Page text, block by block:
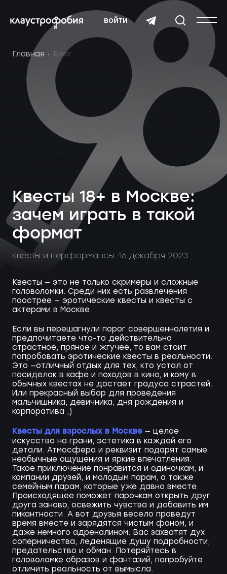
войти
Главная Блог
Квесты 18+ в Москве:
зачем играть в такой
формат
квесты и перформансы 16 декабря 2023
Квесты — это не только скримеры и сложные
головоломки. Среди них есть развлечения
поострее — эротические квесты и квесты с
актерами в Москве.
Если вы перешагнули порог совершеннолетия и
предпочитаете что-то действительно
страстное, пряное и жгучее, то вам стоит
попробовать эротические квесты в реальности.
Это —отличный отдых для тех, кто устал от
посиделок в кафе и походов в кино, и кому в
обычных квестах не достает градуса страстей.
Или прекрасный выбор для проведения
мальчишника, девичника, дня рождения и
корпоратива ;)
Квесты для взрослых в Москве— целое
искусство на грани, эстетика в каждой его
детали. Атмосфера и реквизит подарят самые
необычные ощущения и яркие впечатления.
Такое приключение понравится и одиночкам, и
компании друзей, и молодым парам, а также
семейным парам, которые уже давно вместе.
Происходящее поможет парочкам открыть друг
друга заново, освежить чувства и добавить им
пикантности. А вот друзья весело проведут
время вместе и зарядятся чистым фаном, и
даже немного адреналином. Вас захватят дух
соперничества, леденящие душу подробности,
предательство и обман. Потеряйтесь в
головоломке образов и фантазий, попробуйте
отличить реальность от вымысла.